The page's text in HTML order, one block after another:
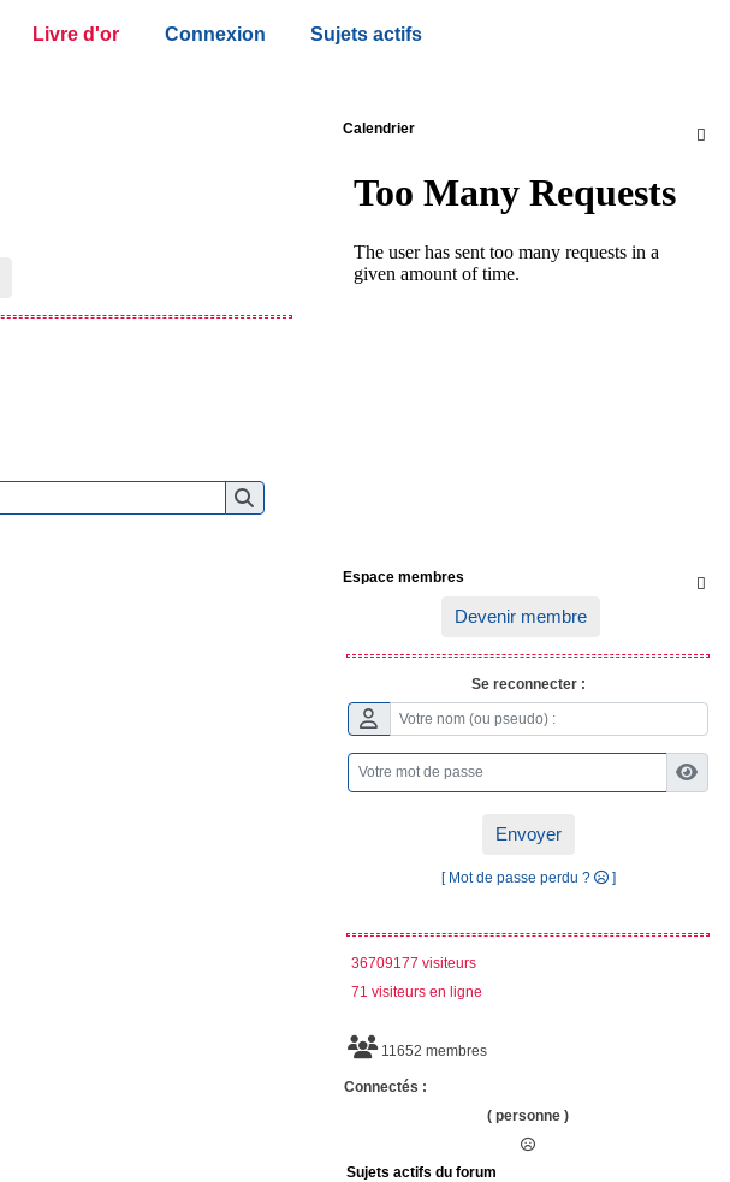
Livre d'or Connexion Sujets actifs

Calendrier

Espace membres
Devenir membre
Se reconnecter :
Envoyer
[ Mot de passe perdu ? ]
36709177 visiteurs
71 visiteurs en ligne
11652 membres
Connectés :
( personne )
Sujets actifs du forum